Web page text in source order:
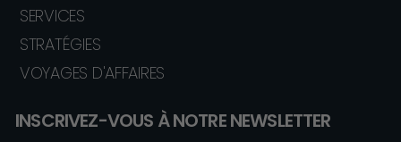
SERVICES
STRATÉGIES
VOYAGES D'AFFAIRES
INSCRIVEZ-VOUS À NOTRE NEWSLETTER